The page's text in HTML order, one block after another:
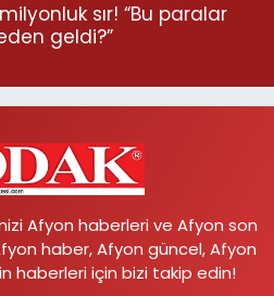
sır! “Bu paralar
geldi?”
Afyon haberleri ve Afyon son
haber, Afyon güncel, Afyon
haberleri için bizi takip edin!